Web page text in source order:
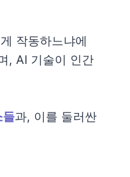
작동하느냐에
, AI 기술이 인간
들과, 이를 둘러싼